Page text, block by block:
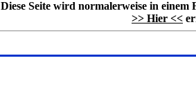
Diese Seite wird normalerweise in
>> Hier <<